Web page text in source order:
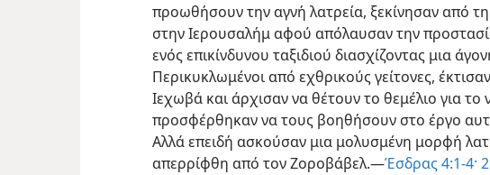
προωθήσουν την αγνή λατρεία, ξεκίνησαν από
στην Ιερουσαλήμ αφού απόλαυσαν την
ενός επικίνδυνου ταξιδιού διασχίζοντας μια
Περικυκλωμένοι από εχθρικούς γείτονες,
Ιεχωβά και άρχισαν ναθέτουν το θεμέλιο για το
προσφέρθηκαν να τους βοηθήσουν στο έργο
Αλλά επειδή ασκούσαν μια μολυσμένη μορφή
απερρίφθη από τον Ζοροβάβελ.—Έσδρας 4:1-4·